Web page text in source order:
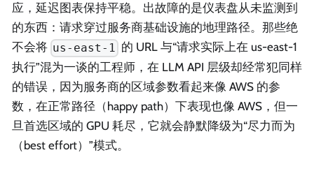
应，延迟图表保持平稳。出故障的是仪表盘从未监测到
的东西：请求穿过服务商基础设施的地理路径。那些绝
不会将 us-east-1 的 URL 与“请求实际上在 us-east-1
执行”混为一谈的工程师，在 LLM API 层级却经常犯同样
的错误，因为服务商的区域参数看起来像 AWS 的参
数，在正常路径（happy path）下表现也像 AWS，但一
旦首选区域的 GPU 耗尽，它就会静默降级为“尽力而为
（best effort）”模式。